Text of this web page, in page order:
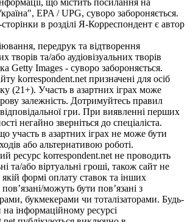
EPA / UPG, суворо забороняється.
в розділі Я-Корреспондент є автор
передрук та відтворення
творів та/або аудіовізуальних творів
Getty Images - суворо забороняється.
korrespondent.net призначені для осіб
(21+). Участь в азартних іграх може
залежність. Дотримуйтесь правил
гри. При виявленні перших
негайно зверніться до спеціаліста.
участь в азартних іграх не може бути
або альтернативою роботі.
ресурс korrespondent.net не проводить
та/або віртуальні гроші, також сайт не
формі оплату ставок та інших
можуть бути пов’язані з
букмекерами чи тоталізаторами. Будь-
на інформаційному ресурсі